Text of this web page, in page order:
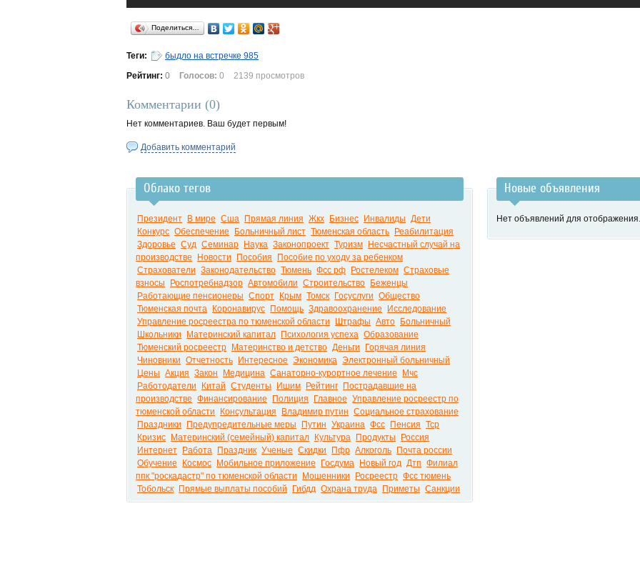
Поделиться…
Теги:
быдло на встречке 985
Рейтинг: 0 Голосов: 0 2139 просмотров
Комментарии (0)
Нет комментариев. Ваш будет первым!
Добавить комментарий
Облако тегов
Президент В мире Сша Прямая линия Жкх Бизнес Инвалиды
Дети
Конкурс Обеспечение Больничный лист Тюменская область Реабилитация
Здоровье Суд Семинар Наука Законопроект Туризм Несчастный случай на
производстве
Новости Пособия
Пособие по уходу за ребенком
Страхователи Законодательство Тюмень Фсс рф Ростелеком Страховые
взносы
Роспотребнадзор Автомобили Строительство Беженцы
Работающие пенсионеры Спорт Крым Томск Госуслуги Общество
Тюменская почта
Коронавирус Помощь Здравоохранение
Исследование
Управление росреестра по тюменской области
Штрафы Авто Больничный
Школьники
Материнский капитал Психология успеха Образование
Тюменский росреестр Материнство и детство Деньги
Горячая линия
Чиновники Отчетность Интересное Экономика Электронный больничный
Цены Акция Закон Медицина Санаторно-курортное лечение
Мчс
Работодатели
Китай Студенты Ишим Рейтинг Пострадавшие на
производстве Финансирование Полиция Главное Управление росреестр по
тюменской области
Консультация Владимир путин Социальное страхование
Праздники
Предупредительные меры Путин Украина Фсс Пенсия Тср
Кризис Материнский (семейный) капитал Культура Продукты
Россия
Интернет Работа Праздник Ученые Скидки Пфр Алкоголь Почта россии
Обучение
Космос Мобильное приложение Госдума Новый год Дтп Филиал
ппк "роскадастр" по тюменской области
Мошенники Росреестр Фсс тюмень
Тобольск Прямые выплаты пособий Гибдд Охрана труда Приметы Санкции
Новые объявления
Нет объявлений для отображения.